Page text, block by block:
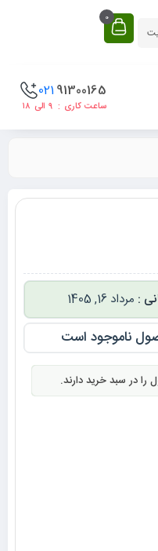
0
91300165
021
ساعت کاری : ۹ الی ۱۸
مرداد 16, 1405
ناموجود است
را در سبد خرید دارند.